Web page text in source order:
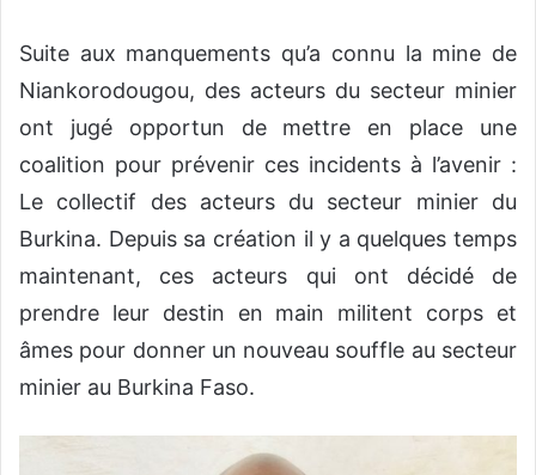
Suite aux manquements qu’a connu la mine de
Niankorodougou, des acteurs du secteur minier
ont jugé opportun de mettre en place une
coalition pour prévenir ces incidents à l’avenir :
Le collectif des acteurs du secteur minier du
Burkina. Depuis sa création il y a quelques temps
maintenant, ces acteurs qui ont décidé de
prendre leur destin en main militent corps et
âmes pour donner un nouveau souffle au secteur
minier au Burkina Faso.